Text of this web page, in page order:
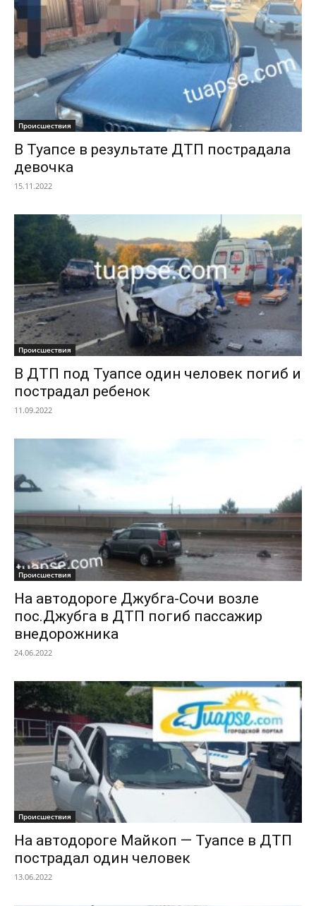
Происшествия
В Туапсе в результате ДТП пострадала
девочка
15.11.2022
Происшествия
В ДТП под Туапсе один человек погиб и
пострадал ребенок
11.09.2022
Происшествия
На автодороге Джубга-Сочи возле
пос.Джубга в ДТП погиб пассажир
внедорожника
24.06.2022
Происшествия
На автодороге Майкоп — Туапсе в ДТП
пострадал один человек
13.06.2022